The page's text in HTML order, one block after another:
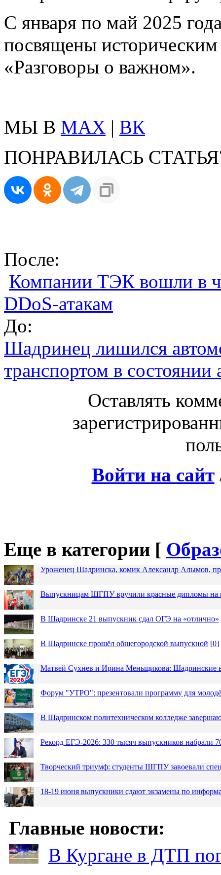
С января по май 2025
посвящены
«Разговоры о важном».
МЫ В MAX | ВК
ПОНРАВИЛАСЬ
После:
Компании ТЭК вошли в
DDoS-атакам
До:
Шадринец лишился
транспортом в состоянии
Оставлять
Войти на сайт
Еще в категории [
Уроженец Шадринска, комик Александр Алымов,
Выпускницам ШГПУ вручили красные дипломы на
В Шадринске 21 выпускник сдал ОГЭ на «отлично»
В Шадринске прошёл общегородской выпускной [0]
Матвей Сухнев и Ирина Меньщикова: Шадринские
Форум "УТРО": презентовали программу для
В Шадринском политехническом колледже
Рекорд ЕГЭ-2026: 330 тысяч выпускников набрали
Творческий триумф: студенты ШГПУ завоевали
18-19 июня выпускники сдают экзамены по
Главные новости:
В Кургане в ДТП